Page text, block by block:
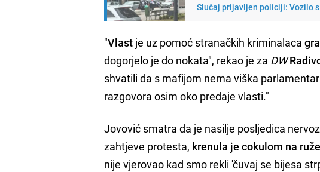
Slučaj prijavljen policiji: Vozilo
"Vlast je uz pomoć stranačkih kriminalaca
dogorjelo je do nokata", rekao je za DW
shvatili da s mafijom nema viška
razgovora osim oko predaje vlasti."
Jovović smatra da je nasilje posljedica
zahtjeve protesta, krenula je cokulom na
nije vjerovao kad smo rekli 'čuvaj se bijesa